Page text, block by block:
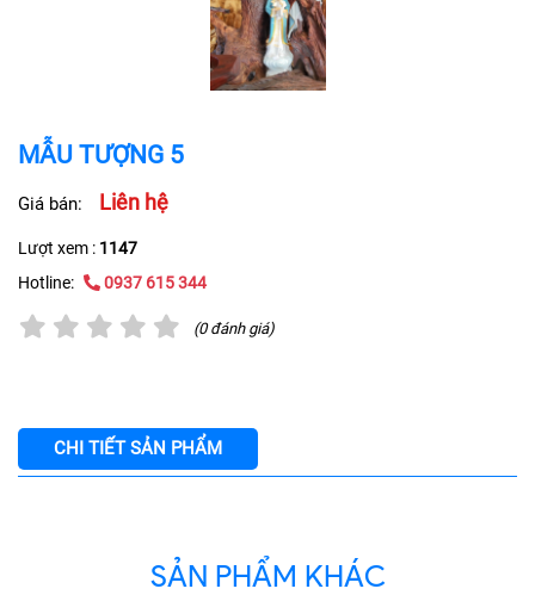
MẪU TƯỢNG 5
Giá bán: Liên hệ
Lượt xem : 1147
Hotline:
0937 615 344
(0 đánh giá)
CHI TIẾT SẢN PHẨM
SẢN PHẨM KHÁC